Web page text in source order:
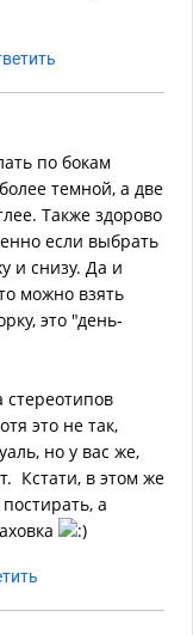
по бокам
темной, а две
Также здорово
если выбрать
и снизу. Да и
можно взять
это "день-
это не так,
но у вас же,
Кстати, в этом же
а